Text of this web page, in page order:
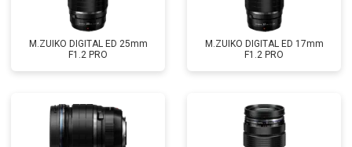
M.ZUIKO DIGITAL ED 25mm
F1.2 PRO
M.ZUIKO DIGITAL ED 17mm
F1.2 PRO